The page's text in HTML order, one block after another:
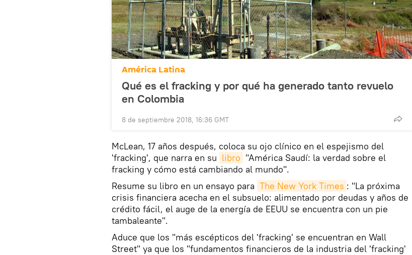
América Latina
Qué es el fracking y por qué ha generado tanto revuelo
en Colombia
8 de septiembre 2018, 16:36 GMT
McLean, 17 años después, coloca su ojo clínico en el espejismo del
'fracking', que narra en su libro "América Saudí: la verdad sobre el
fracking y cómo está cambiando al mundo".
Resume su libro en un ensayo para The New York Times : "La próxima
crisis financiera acecha en el subsuelo: alimentado por deudas y años de
crédito fácil, el auge de la energía de EEUU se encuentra con un pie
tambaleante".
Aduce que los "más escépticos del 'fracking' se encuentran en Wall
Street" ya que los "fundamentos financieros de la industria del 'fracking'